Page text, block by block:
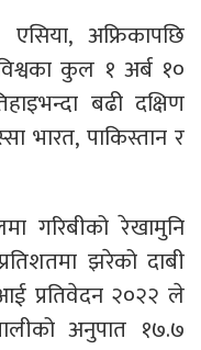
अफ्रिकापछि
कुल १ अर्ब १०
बढी दक्षिण
भारत, पाकिस्तान र
गरिबीको रेखामुनि
झरेको दाबी
प्रतिवेदन २०२२ ले
अनुपात १७.७